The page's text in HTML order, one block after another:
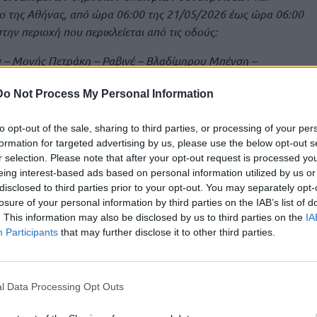
Not Process My Personal Information
opt-out of the sale, sharing to third parties, or processing of your
for targeted advertising by us, please use the below opt-out
selection. Please note that after your opt-out request is processed
interest-based ads based on personal information utilized by us
to third parties prior to your opt-out. You may separately
of your personal information by third parties on the IAB’s list of
This information may also be disclosed by us to third parties on the
Participants that may further disclose it to other third parties.
Data Processing Opt Outs
της Αθήνας, από ώρα 06:00 της 21/05/2026 έως ώρα 06:00
περιοχή που περικλείεται από τις οδούς:
Μονής Πετράκη – Ραβινέ – Βλαδίμηρου Μπένση –
Δραγούμη – Λεωφόρος Βασιλέως Αλεξάνδρου –
κατ’ εφαρμογή των κείμενων διατάξεων περί δημοσίων
σε ειδική, συγκεκριμένη και επαρκώς τεκμηριωμένη
της αναγκαιότητας και της αναλογικότητας,
της εν λόγω αθλητικής διοργάνωσης, καθώς
διεξαγωγής του “EUROLEAGUE FINAL FOUR ATHENS
φιλάθλων, αποστολών ομάδων, επισήμων και λοιπών
της Αθήνας και ιδίως στην οριοθετημένη περιοχή της
υπαίθριων συναθροίσεων ή μηχανοκίνητων πορειών
σοβαρό κίνδυνο για τη δημόσια ασφάλεια, λόγω
αριθμού προσώπων, αιφνίδιων μετακινήσεων και